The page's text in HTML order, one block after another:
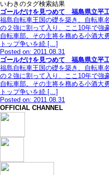
いわきのタグ検索結果
ゴールだけを見つめて 福島県立平
福島自転車王国の礎を築き、自転車
の２強に割って入り、ここ10年で強
自転車部。その主将を務める小酒大
トップ争いを続 […]
Posted on: 2011.08.31
ゴールだけを見つめて 福島県立平
福島自転車王国の礎を築き、自転車
の２強に割って入り、ここ10年で強
自転車部。その主将を務める小酒大
トップ争いを続 […]
Posted on: 2011.08.31
OFFICIAL CHANNEL